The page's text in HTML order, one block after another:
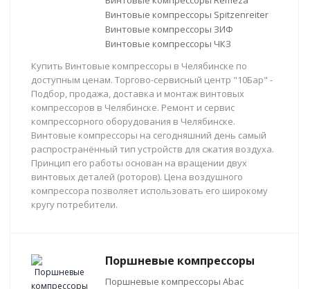
Винтовые компрессоры Spitzenreiter
Винтовые компрессоры ЗИФ
Винтовые компрессоры ЧКЗ
Купить Винтовые компрессоры в Челябинске по
доступным ценам. Торгово-сервисный центр "10Бар" -
Подбор, продажа, доставка и монтаж винтовых
компрессоров в Челябинске. Ремонт и сервис
компрессорного оборудования в Челябинске.
Винтовые компрессоры на сегодняшний день самый
распространённый тип устройств для сжатия воздуха.
Принцип его работы основан на вращении двух
винтовых деталей (роторов). Цена воздушного
компрессора позволяет использовать его широкому
кругу потребители.
Поршневые компрессоры
Поршневые компрессоры Abac